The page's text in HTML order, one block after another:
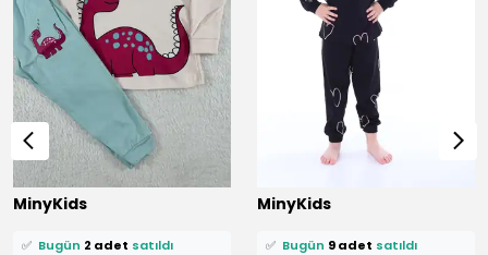
MinyKids
⭐️ Bu ürünü13 kişifavoriledi!
4 kişi
✅ Bugün 2 adet satıldı
MinyKids
12 kişi
✅ Bugün 9 adet satıldı